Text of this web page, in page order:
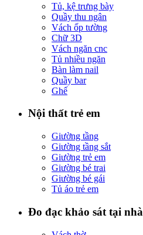
Tủ, kệ trưng bày
Quầy thu ngân
Vách ốp tường
Chữ 3D
Vách ngăn cnc
Tủ nhiều ngăn
Bàn làm nail
Quầy bar
Ghế
Nội thất trẻ em
Giường tầng
Giường tầng sắt
Giường trẻ em
Giường bé trai
Giường bé gái
Tủ áo trẻ em
Đo đạc khảo sát tại nhà